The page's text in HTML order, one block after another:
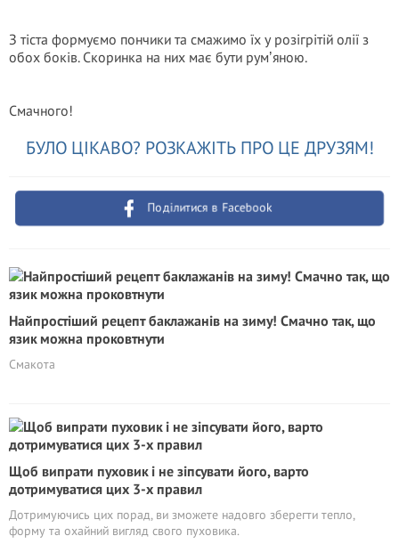
З тіста формуємо пончики та смажимо їх у розігрітій олії з
обох боків. Скоринка на них має бути румʼяною.
Смачного!
БУЛО ЦІКАВО? РОЗКАЖІТЬ ПРО ЦЕ ДРУЗЯМ!
Поділитися в Facebook
Найпростіший рецепт баклажанів на зиму! Смачно так, що
язик можна проковтнути
Смакота
Щоб випрати пуховик і не зіпсувати його, варто
дотримуватися цих 3-х правил
Дотримуючись цих порад, ви зможете надовго зберегти тепло,
форму та охайний вигляд свого пуховика.